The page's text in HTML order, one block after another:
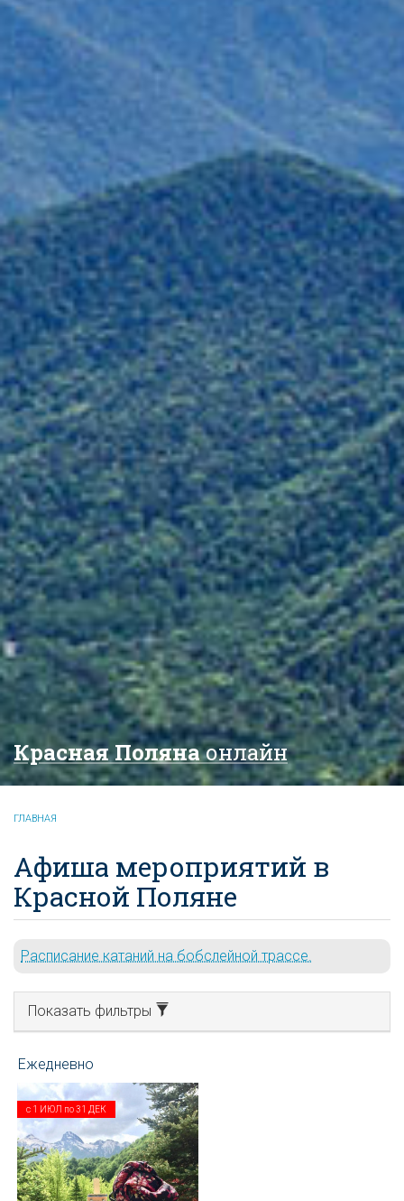
Красная Полянаонлайн
ГЛАВНАЯ
Афиша мероприятий в
Красной Поляне
Расписание катаний на бобслейной трассе.
Показать фильтры
с 1 ИЮЛ по31 ДЕК